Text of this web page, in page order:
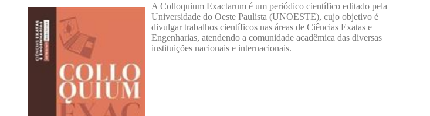
A Colloquium Exactarum é um periódico científico editado pela
Universidade do Oeste Paulista (UNOESTE), cujo objetivo é
divulgar trabalhos científicos nas áreas de Ciências Exatas e
Engenharias, atendendo a comunidade acadêmica das diversas
instituições nacionais e internacionais.